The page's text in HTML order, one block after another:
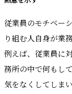
従業員のモチベー
り組む人自身が業
例えば、従業員に
務所の中で何もし
気をなくしてしまい